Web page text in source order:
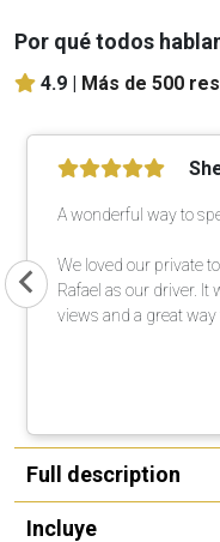
Por qué todos
4.9 | Más de 500
A wonderful way to
We loved our private
Rafael as our driver.
views and a great way
Full description
Incluye